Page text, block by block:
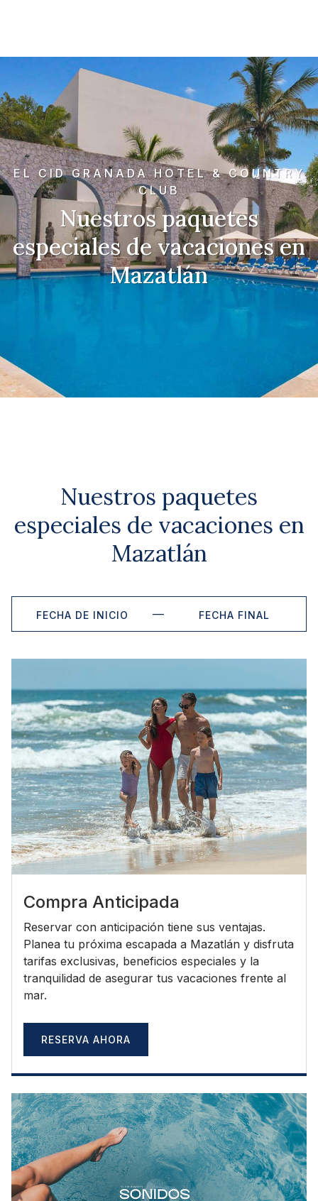
EL CID GRANADA HOTEL & COUNTRY
CLUB
Nuestros paquetes
especiales de vacaciones en
Mazatlán
Nuestros paquetes
especiales de vacaciones en
Mazatlán
—
Compra Anticipada
Reservar con anticipación tiene sus ventajas.
Planea tu próxima escapada a Mazatlán y disfruta
tarifas exclusivas, beneficios especiales y la
tranquilidad de asegurar tus vacaciones frente al
mar.
RESERVA AHORA